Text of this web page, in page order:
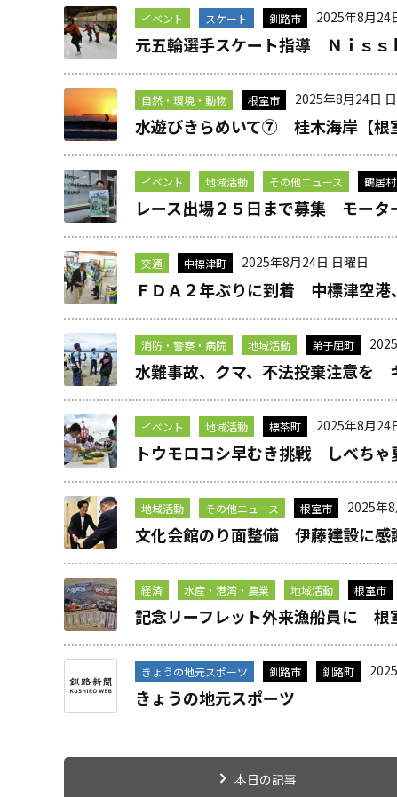
イベント スケート 釧路市 2025年8月24
元五輪選手スケート指導 Ｎｉｓｓ
自然・環境・動物 根室市 2025年8月24日
水遊びきらめいて⑦ 桂木海岸【根
イベント 地域活動 その他ニュース 鶴居村
レース出場２５日まで募集 モータ
交通 中標津町 2025年8月24日 日曜日
ＦＤＡ２年ぶりに到着 中標津空港
消防・警察・病院 地域活動 弟子屈町
水難事故、クマ、不法投棄注意を
イベント 地域活動 標茶町 2025年8月24
トウモロコシ早むき挑戦 しべちゃ
地域活動 その他ニュース 根室市 2025年
文化会館のり面整備 伊藤建設に感
経済 水産・港湾・農業 地域活動 根室市
記念リーフレット外来漁船員に 根
きょうの地元スポーツ 釧路市 釧路町
きょうの地元スポーツ
本日の記事